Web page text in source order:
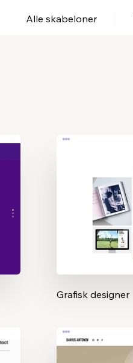
Alle skabeloner
Grafisk designer